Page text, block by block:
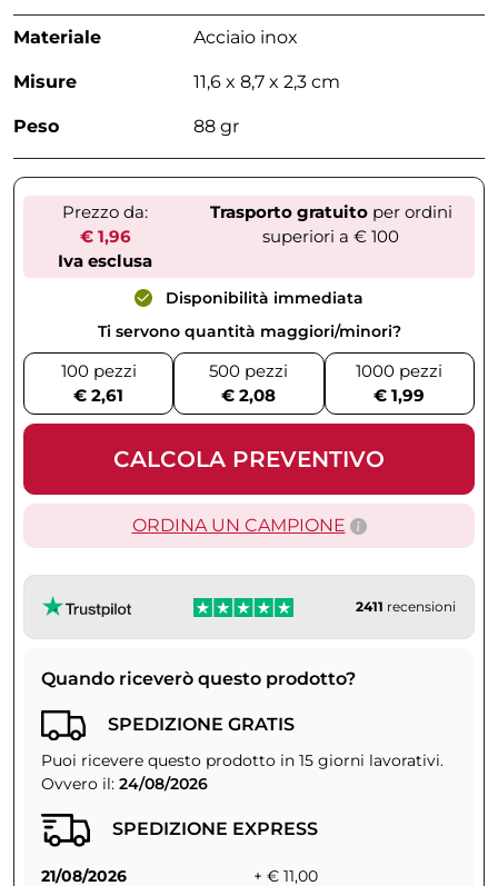
Materiale Acciaio inox
Misure 11,6 x 8,7 x 2,3 cm
Peso 88 gr
Prezzo da:
€ 1,96
Iva esclusa
Trasporto gratuitoper ordini
superiori a € 100
Disponibilità immediata
Ti servono quantità maggiori/minori?
100 pezzi
€ 2,61
500 pezzi
€ 2,08
1000 pezzi
€ 1,99
CALCOLA PREVENTIVO
ORDINA UN CAMPIONE
2411 recensioni
Quando riceverò questo prodotto?
SPEDIZIONE GRATIS
Puoi ricevere questo prodotto in 15 giorni lavorativi.
Ovvero il: 24/08/2026
SPEDIZIONE EXPRESS
21/08/2026
+ € 11,00